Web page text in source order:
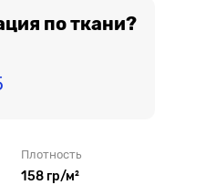
по ткани?
Плотность
158 гр/м²